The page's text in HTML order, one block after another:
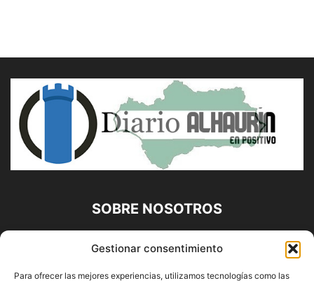
Gestionar consentimiento
Para ofrecer las mejores experiencias, utilizamos tecnologías como las
SOBRE NOSOTROS
Diario Alhaurín (www.alhaurindelatorre.com) Propiedad de
Francisco E. López López | 639 95 71 95 | Noticias de
Alhaurín de la Torre, Málaga y Provincia|